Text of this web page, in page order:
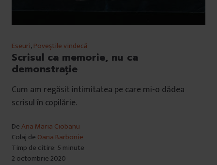
Eseuri,Poveștile vindecă
Scrisul ca memorie, nu ca
demonstrație
Cum am regăsit intimitatea pe care mi-o dădea
scrisul în copilărie.
DeAna Maria Ciobanu
Colaj de Oana Barbonie
Timp de citire: 5 minute
2 octombrie 2020